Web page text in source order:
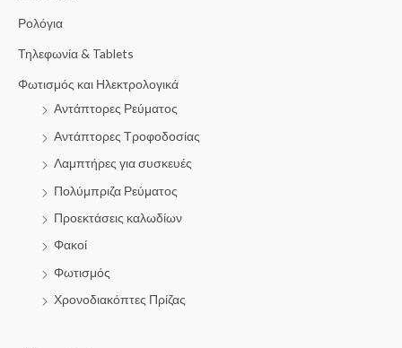
Ρολόγια
Τηλεφωνία & Tablets
Φωτισμός και Ηλεκτρολογικά
Αντάπτορες Ρεύματος
Αντάπτορες Τροφοδοσίας
Λαμπτήρες για συσκευές
Πολύμπριζα Ρεύματος
Προεκτάσεις καλωδίων
Φακοί
Φωτισμός
Χρονοδιακόπτες Πρίζας